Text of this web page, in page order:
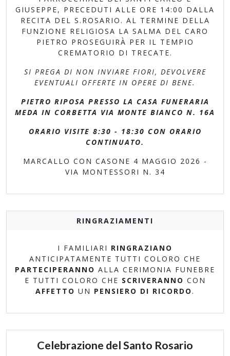
GIUSEPPE, PRECEDUTI ALLE ORE 14:00 DALLA
RECITA DEL S.ROSARIO. AL TERMINE DELLA
FUNZIONE RELIGIOSA LA SALMA DEL CARO
PIETRO PROSEGUIRÀ PER IL TEMPIO
CREMATORIO DI TRECATE.
SI PREGA DI NON INVIARE FIORI, DEVOLVERE
EVENTUALI OFFERTE IN OPERE DI BENE.
PIETRO RIPOSA PRESSO LA CASA FUNERARIA
MEDA IN CORBETTA VIA MONTE BIANCO N. 16A
ORARIO VISITE 8:30 - 18:30 CON ORARIO
CONTINUATO.
MARCALLO CON CASONE 4 MAGGIO 2026 -
VIA MONTESSORI N. 34
RINGRAZIAMENTI
I FAMILIARI RINGRAZIANO
ANTICIPATAMENTE TUTTI COLORO CHE
PARTECIPERANNO ALLA CERIMONIA FUNEBRE
E TUTTI COLORO CHE SCRIVERANNO CON
AFFETTO UN PENSIERO DI RICORDO .
Celebrazione del Santo Rosario